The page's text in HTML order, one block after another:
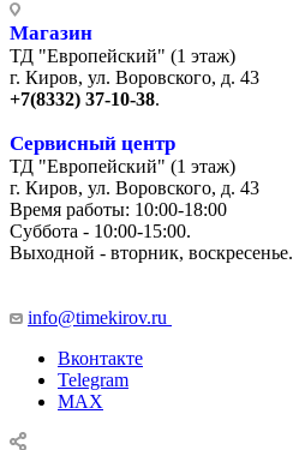
Магазин
ТД "Европейский" (1 этаж)
г. Киров, ул. Воровского, д. 43
+7(8332) 37-10-38.
Сервисный центр
ТД "Европейский" (1 этаж)
г. Киров, ул. Воровского, д. 43
Время работы: 10:00-18:00
Суббота - 10:00-15:00.
Выходной - вторник, воскресенье.
info@timekirov.ru
Вконтакте
Telegram
MAX